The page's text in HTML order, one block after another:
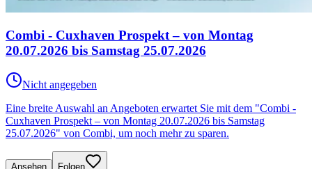
Combi - Cuxhaven Prospekt – von Montag
20.07.2026 bis Samstag 25.07.2026
Nicht angegeben
Eine breite Auswahl an Angeboten erwartet Sie mit dem "Combi -
Cuxhaven Prospekt – von Montag 20.07.2026 bis Samstag
25.07.2026" von Combi, um noch mehr zu sparen.
Ansehen Folgen